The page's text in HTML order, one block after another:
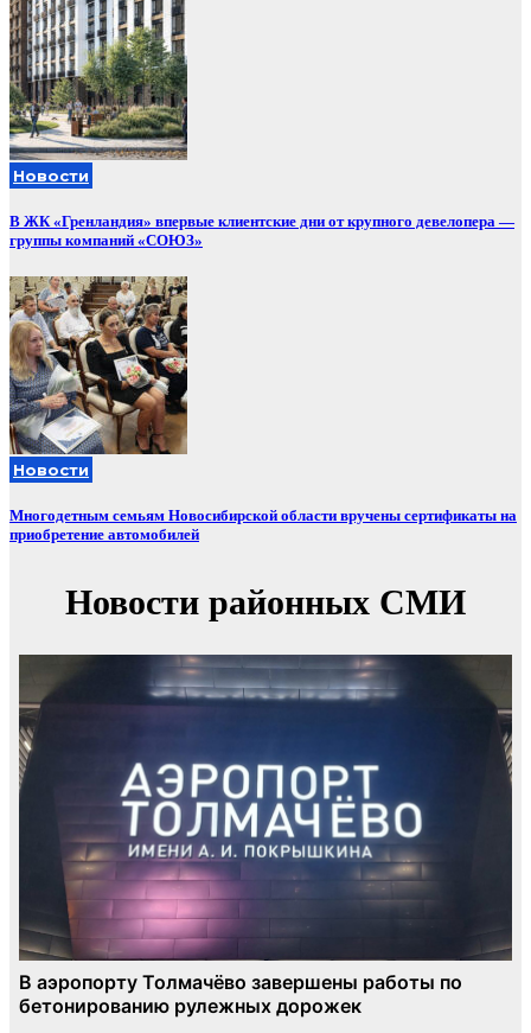
Новости
В ЖК «Гренландия» впервые клиентские дни от крупного девелопера —
группы компаний «СОЮЗ»
Новости
Многодетным семьям Новосибирской области вручены сертификаты на
приобретение автомобилей